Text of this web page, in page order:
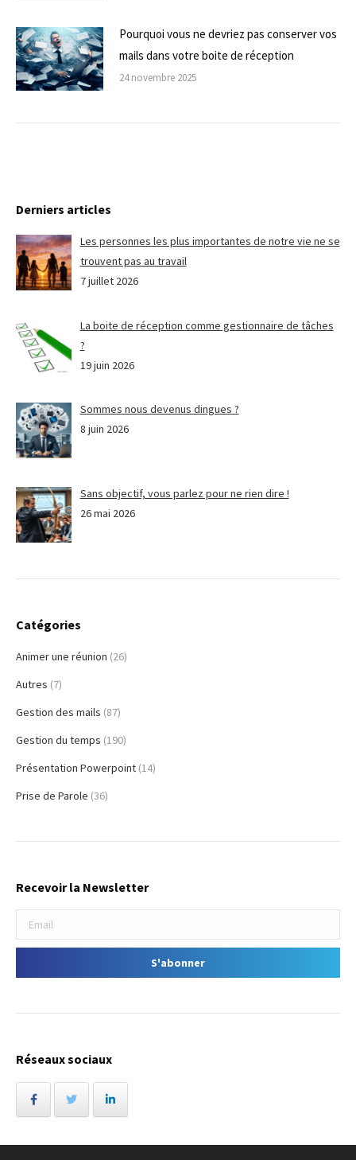
Pourquoi vous ne devriez pas conserver vos
mails dans votre boite de réception
24 novembre 2025
Derniers articles
Les personnes les plus importantes de notre vie ne se
trouvent pas au travail
7 juillet 2026
La boite de réception comme gestionnaire de tâches
?
19 juin 2026
Sommes nous devenus dingues ?
8 juin 2026
Sans objectif, vous parlez pour ne rien dire !
26 mai 2026
Catégories
Animer une réunion (26)
Autres (7)
Gestion des mails (87)
Gestion du temps (190)
Présentation Powerpoint (14)
Prise de Parole (36)
Recevoir la Newsletter
Réseaux sociaux